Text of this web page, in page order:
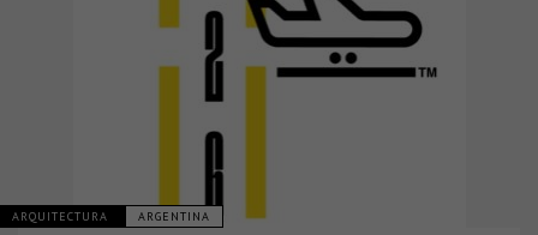
ARQUITECTURA ARGENTINA